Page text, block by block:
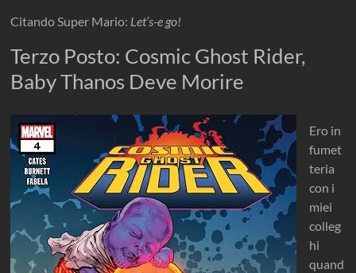
Citando Super Mario: Let’s-e go!
Terzo Posto: Cosmic Ghost Rider,
Baby Thanos Deve Morire
Ero in
fumet
teria
con i
miei
colleg
hi
quand